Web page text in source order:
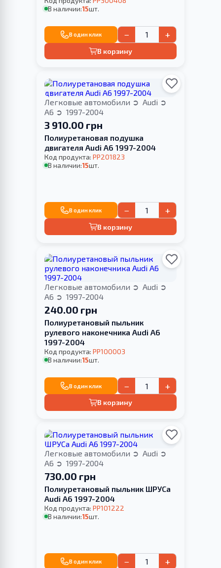
В наличии:15шт.
В один клик − +
В корзину
Легковые автомобили
Audi
A6
1997-2004
3 910.00 грн
Полиуретановая подушка
двигателя Audi A6 1997-2004
Код продукта: PP201823
В наличии:15шт.
В один клик − +
В корзину
Легковые автомобили
Audi
A6
1997-2004
240.00 грн
Полиуретановый пыльник
рулевого наконечника Audi A6
1997-2004
Код продукта: PP100003
В наличии:15шт.
В один клик − +
В корзину
Легковые автомобили
Audi
A6
1997-2004
730.00 грн
Полиуретановый пыльник ШРУСа
Audi A6 1997-2004
Код продукта: PP101222
В наличии:15шт.
В один клик − +